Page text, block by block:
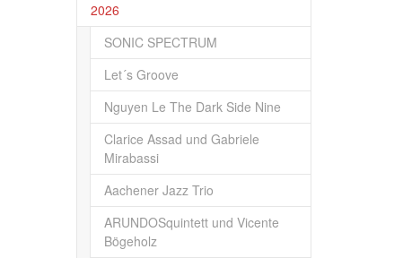
2026
SONIC SPECTRUM
Let´s Groove
Nguyen Le The Dark Side Nine
Clarice Assad und Gabriele
Mirabassi
Aachener Jazz Trio
ARUNDOSquintett und Vicente
Bögeholz